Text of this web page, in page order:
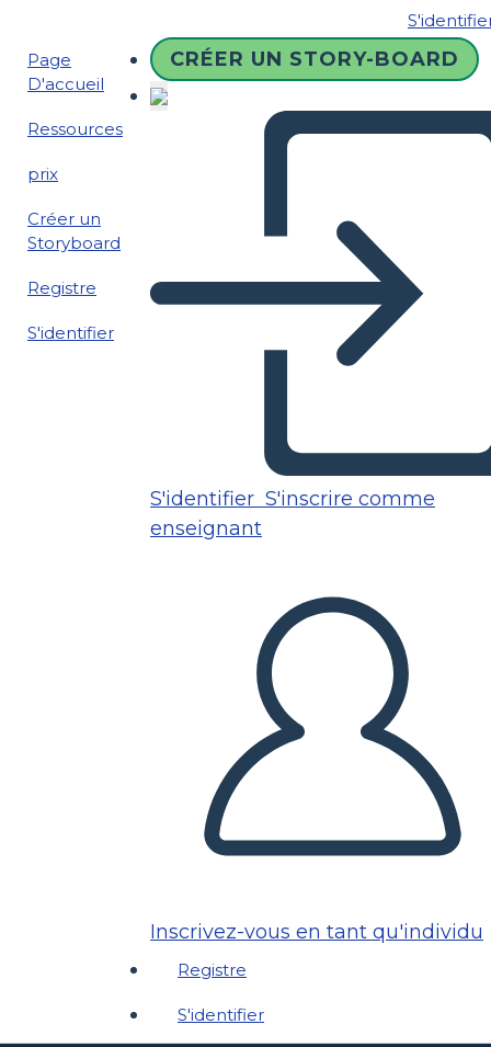
Page
D'accueil
Ressources
prix
Créer un
Storyboard
Registre
S'identifier
CRÉER UN STORY-BOARD
S'identifier S'inscrire comme
enseignant
Inscrivez-vous en tant qu'individu
Registre
S'identifier